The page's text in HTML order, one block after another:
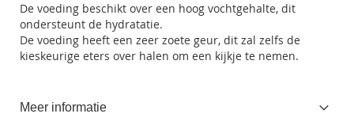
De voeding beschikt over een hoog vochtgehalte, dit
ondersteunt de hydratatie.
De voeding heeft een zeer zoete geur, dit zal zelfs de
kieskeurige eters over halen om een kijkje te nemen.
Meer informatie